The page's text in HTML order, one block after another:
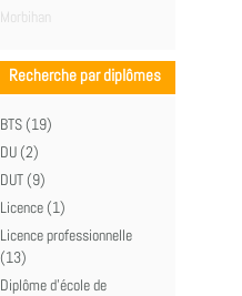
Morbihan
Recherche par diplômes
BTS (19)
DU (2)
DUT (9)
Licence (1)
Licence professionnelle
(13)
Diplôme d'école de